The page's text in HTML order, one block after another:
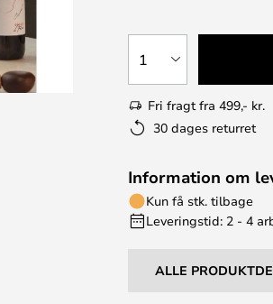
1
Fri fragt fra 499,- kr.
30 dages returret
Information om
Kun få stk. tilbage
Leveringstid: 2 - 4
ALLE